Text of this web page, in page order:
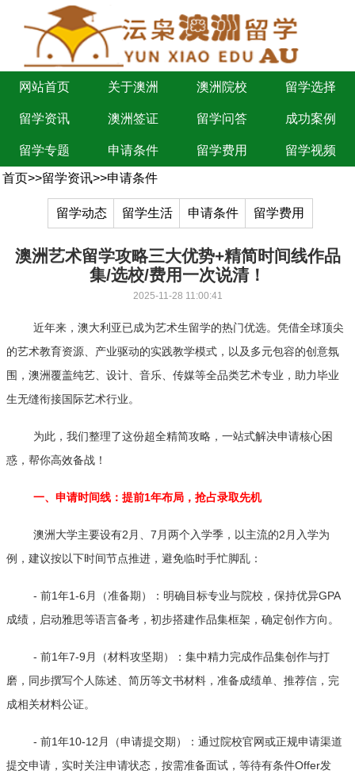
网站首页 关于澳洲 澳洲院校 留学选择
留学资讯 澳洲签证 留学问答 成功案例
留学专题 申请条件 留学费用 留学视频
首页>>留学资讯>>申请条件
留学动态 留学生活 申请条件 留学费用
澳洲艺术留学攻略三大优势+精简时间线作品
集/选校/费用一次说清！
2025-11-28 11:00:41
近年来，澳大利亚已成为艺术生留学的热门优选。凭借全球顶尖
的艺术教育资源、产业驱动的实践教学模式，以及多元包容的创意氛
围，澳洲覆盖纯艺、设计、音乐、传媒等全品类艺术专业，助力毕业
生无缝衔接国际艺术行业。
为此，我们整理了这份超全精简攻略，一站式解决申请核心困
惑，帮你高效备战！
一、申请时间线：提前1年布局，抢占录取先机
澳洲大学主要设有2月、7月两个入学季，以主流的2月入学为
例，建议按以下时间节点推进，避免临时手忙脚乱：
- 前1年1-6月（准备期）：明确目标专业与院校，保持优异GPA
成绩，启动雅思等语言备考，初步搭建作品集框架，确定创作方向。
- 前1年7-9月（材料攻坚期）：集中精力完成作品集创作与打
磨，同步撰写个人陈述、简历等文书材料，准备成绩单、推荐信，完
成相关材料公证。
- 前1年10-12月（申请提交期）：通过院校官网或正规申请渠道
提交申请，实时关注申请状态，按需准备面试，等待有条件Offer发